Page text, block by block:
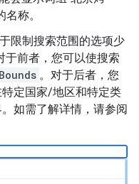
称。
限制搜索范围的选项少
于前者，您可以使搜索
。对于后者，您
定国家/地区和特定类
如需了解详情，请参阅